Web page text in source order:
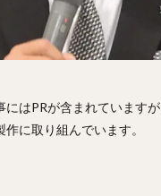
はPRが含まれています
に取り組んでいます。
くわはらまさゆき）
ン・チャーホウ）
益田直